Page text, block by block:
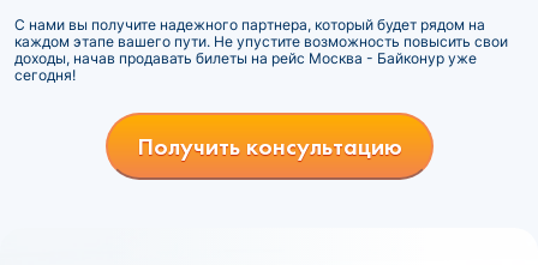
С нами вы получите надежного партнера, который будет рядом на
каждом этапе вашего пути. Не упустите возможность повысить свои
доходы, начав продавать билеты на рейс Москва - Байконур уже
сегодня!
Получить консультацию